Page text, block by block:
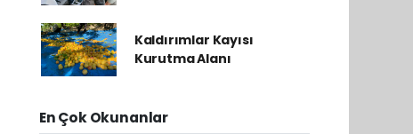
Kaldırımlar Kayısı
Kurutma Alanı
En Çok Okunanlar